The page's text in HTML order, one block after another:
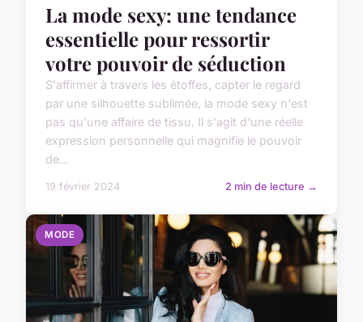
La mode sexy: une tendance
essentielle pour ressortir
votre pouvoir de séduction
S'affirmer à travers les étoffes, capter le regard
par une silhouette sublimée, la mode sexy n'est
pas qu'une affaire de tissu. Il s'agit d'une réelle
expression personnelle qui magnifie le pouvoir
de...
19 février 2024 2 min de lecture →
MODE